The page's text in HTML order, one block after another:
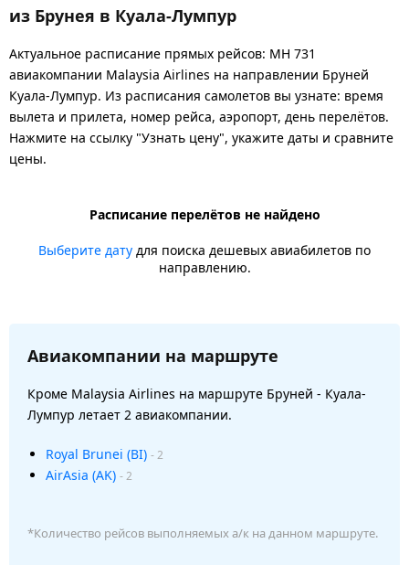
из Брунея в Куала-Лумпур
Актуальное расписание прямых рейсов: MH 731
авиакомпании Malaysia Airlines на направлении Бруней
Куала-Лумпур. Из расписания самолетов вы узнате: время
вылета и прилета, номер рейса, аэропорт, день перелётов.
Нажмите на ссылку "Узнать цену", укажите даты и сравните
цены.
Расписание перелётов не найдено
Выберите дату для поиска дешевых авиабилетов по
направлению.
Авиакомпании на маршруте
Кроме Malaysia Airlines на маршруте Бруней - Куала-
Лумпур летает 2 авиакомпании.
Royal Brunei (BI) - 2
AirAsia (AK) - 2
*Количество рейсов выполняемых а/к на данном маршруте.